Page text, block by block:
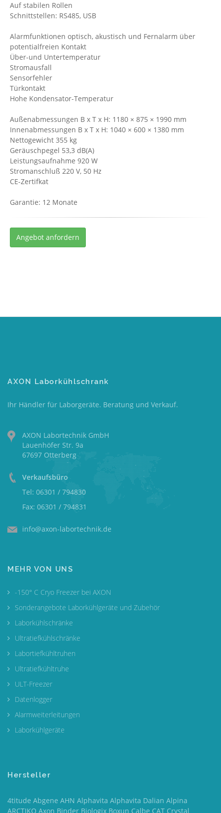
Auf stabilen Rollen
Schnittstellen: RS485, USB
Alarmfunktionen optisch, akustisch und Fernalarm über
potentialfreien Kontakt
Über-und Untertemperatur
Stromausfall
Sensorfehler
Türkontakt
Hohe Kondensator-Temperatur
Außenabmessungen B x T x H: 1180 × 875 × 1990 mm
Innenabmessungen B x T x H: 1040 × 600 × 1380 mm
Nettogewicht 355 kg
Geräuschpegel 53,3 dB(A)
Leistungsaufnahme 920 W
Stromanschluß 220 V, 50 Hz
CE-Zertifkat
Garantie: 12 Monate
Angebot anfordern
AXON Laborkühlschrank
Ihr Händler für Laborgeräte. Beratung und Verkauf.
AXON Labortechnik GmbH
Lauenhöfer Str. 9a
67697 Otterberg
Verkaufsbüro
Tel: 06301 / 794830
Fax: 06301 / 794831
info@axon-labortechnik.de
MEHR VON UNS
-150° C Cryo Freezer bei AXON
Sonderangebote Laborkühlgeräte und Zubehör
Laborkühlschränke
Ultratiefkühlschränke
Labortiefkühltruhen
Ultratiefkühltruhe
ULT-Freezer
Datenlogger
Alarmweiterleitungen
Laborkühlgeräte
Hersteller
4titude Abgene AHN Alphavita Alphavita Dalian Alpina
ARCTIKO Axon Binder Biologix Boxun Calbe CAT Crystal